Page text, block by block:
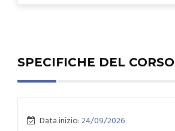
SPECIFICHE DEL CORSO
Data inizio:24/09/2026